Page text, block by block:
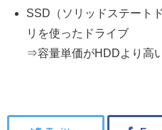
SSD（ソリッドステート
リを使ったドライブ
⇒容量単価がHDDより高